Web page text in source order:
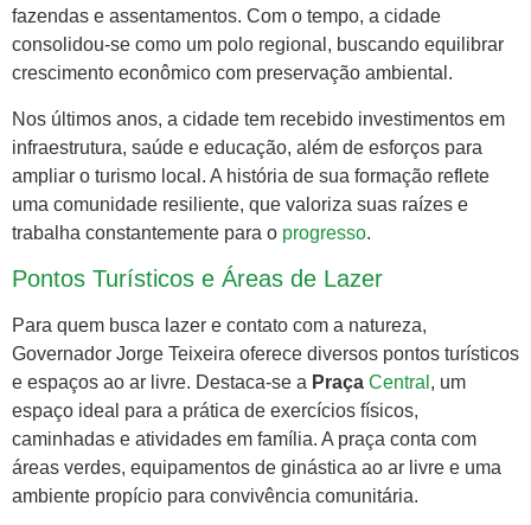
fazendas e assentamentos. Com o tempo, a cidade
consolidou-se como um polo regional, buscando equilibrar
crescimento econômico com preservação ambiental.
Nos últimos anos, a cidade tem recebido investimentos em
infraestrutura, saúde e educação, além de esforços para
ampliar o turismo local. A história de sua formação reflete
uma comunidade resiliente, que valoriza suas raízes e
trabalha constantemente para o progresso.
Pontos Turísticos e Áreas de Lazer
Para quem busca lazer e contato com a natureza,
Governador Jorge Teixeira oferece diversos pontos turísticos
e espaços ao ar livre. Destaca-se a Praça Central , um
espaço ideal para a prática de exercícios físicos,
caminhadas e atividades em família. A praça conta com
áreas verdes, equipamentos de ginástica ao ar livre e uma
ambiente propício para convivência comunitária.